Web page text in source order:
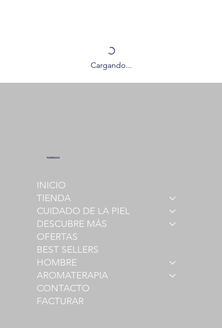
Cargando...
YUMKAAX
INICIO
TIENDA
CUIDADO DE LA PIEL
DESCUBRE MÁS
OFERTAS
BEST SELLERS
HOMBRE
AROMATERAPIA
CONTACTO
FACTURAR